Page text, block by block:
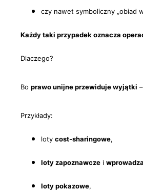
czy nawet symboliczny „obiad
Każdy taki przypadek oznacza
Dlaczego?
Bo prawo unijne przewiduje wyjątki
Przykłady:
loty cost-sharingowe,
loty zapoznawcze i
loty pokazowe,